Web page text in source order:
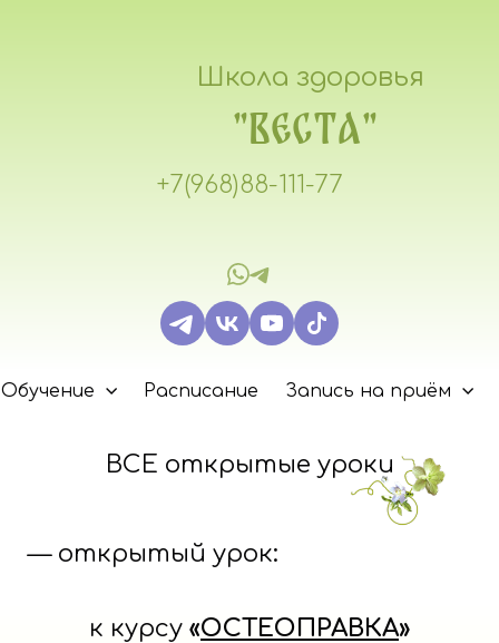
Школа здоровья
"ВЕСТА"
+7(968)88-111-77
Обучение Расписание Запись на приём
ВСЕ открытые уроки
— открытый урок:
к курсу «ОСТЕОПРАВКА»